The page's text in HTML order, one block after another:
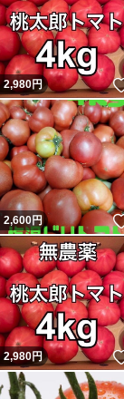
2,980円
2,600円
2,980円